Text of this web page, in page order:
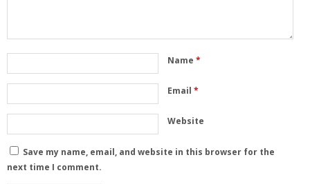
Name *
Email *
Website
Save my name, email, and website in this browser for the
next time I comment.